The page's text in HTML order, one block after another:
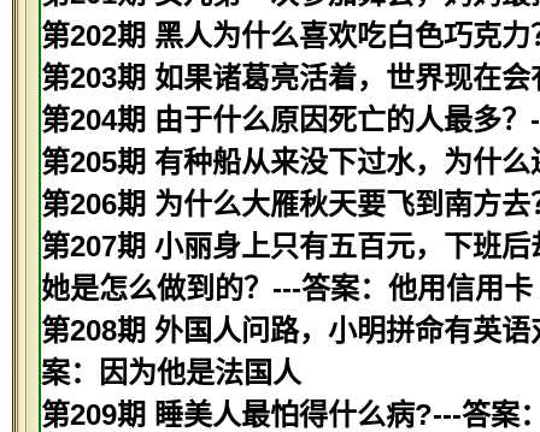
第202期 黑人为什么喜欢吃白色巧克
第203期 如果诸葛亮活着，世界现在
第204期 由于什么原因死亡的人最多
第205期 有种船从来没下过水，为什
第206期 为什么大雁秋天要飞到南方
第207期 小丽身上只有五百元，下班
她是怎么做到的？---答案：他用信用卡
第208期 外国人问路，小明拼命有英
案：因为他是法国人
第209期 睡美人最怕得什么病?---答